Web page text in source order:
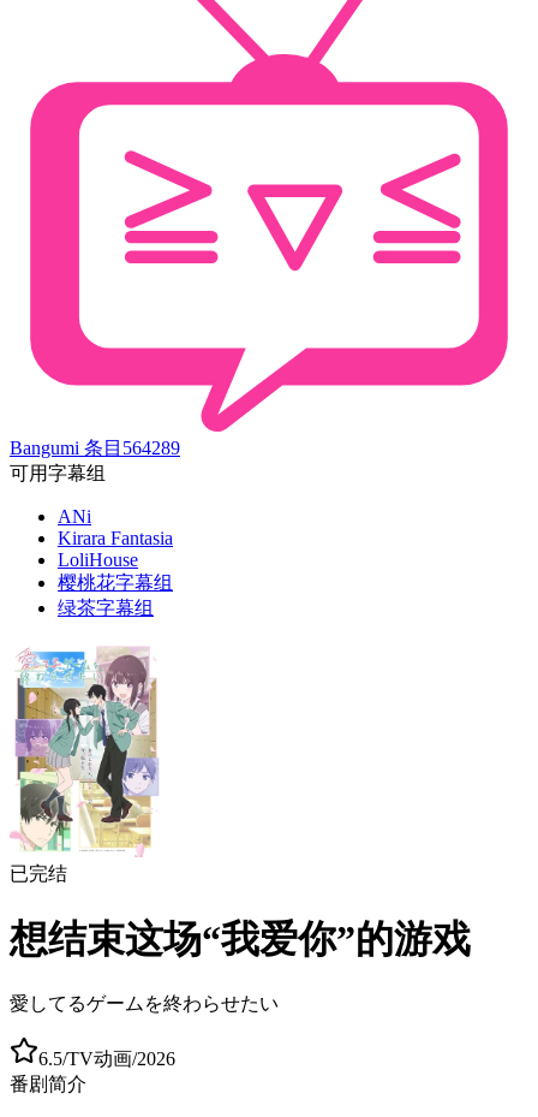
Bangumi 条目 564289
可用字幕组
ANi
Kirara Fantasia
LoliHouse
樱桃花字幕组
绿茶字幕组
已完结
想结束这场“我爱你”的游戏
愛してるゲームを終わらせたい
6.5/TV动画/2026
番剧简介